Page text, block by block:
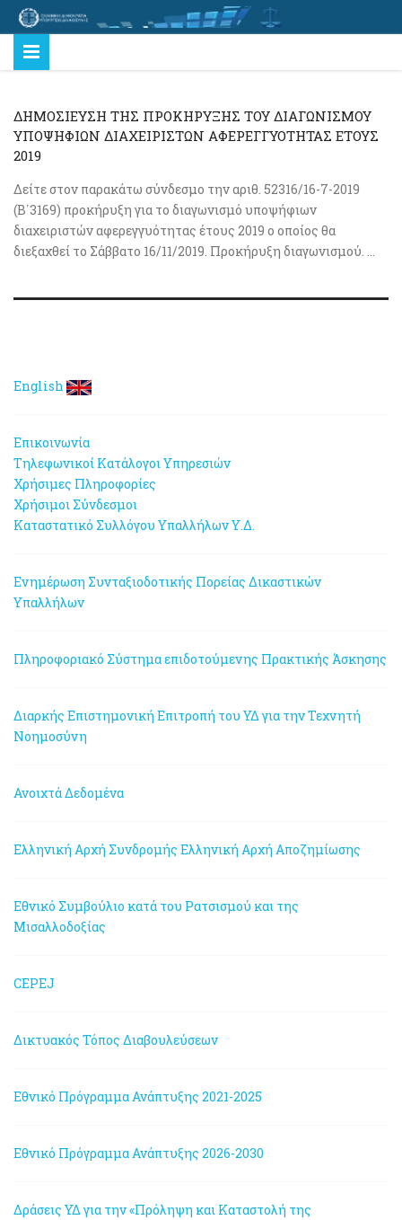
ΔΗΜΟΣΙΕΥΣΗ ΤΗΣ ΠΡΟΚΗΡΥΞΗΣ ΤΟΥ ΔΙΑΓΩΝΙΣΜΟΥ
ΥΠΟΨΗΦΙΩΝ ΔΙΑΧΕΙΡΙΣΤΩΝ ΑΦΕΡΕΓΓΥΟΤΗΤΑΣ ΕΤΟΥΣ
2019
Δείτε στον παρακάτω σύνδεσμο την αριθ. 52316/16-7-2019
(Β΄3169) προκήρυξη για το διαγωνισμό υποψήφιων
διαχειριστών αφερεγγυότητας έτους 2019 ο οποίος θα
διεξαχθεί το Σάββατο 16/11/2019. Προκήρυξη διαγωνισμού. ...
English
Επικοινωνία
Τηλεφωνικοί Κατάλογοι Υπηρεσιών
Χρήσιμες Πληροφορίες
Χρήσιμοι Σύνδεσμοι
Καταστατικό Συλλόγου Υπαλλήλων Υ.Δ.
Ενημέρωση Συνταξιοδοτικής Πορείας Δικαστικών
Υπαλλήλων
Πληροφοριακό Σύστημα επιδοτούμενης Πρακτικής Άσκησης
Διαρκής Επιστημονική Επιτροπή του ΥΔ για την Τεχνητή
Νοημοσύνη
Ανοιχτά Δεδομένα
Ελληνική Αρχή Συνδρομής Ελληνική Αρχή Αποζημίωσης
Εθνικό Συμβούλιο κατά του Ρατσισμού και της
Μισαλλοδοξίας
CEPEJ
Δικτυακός Τόπος Διαβουλεύσεων
Εθνικό Πρόγραμμα Ανάπτυξης 2021-2025
Εθνικό Πρόγραμμα Ανάπτυξης 2026-2030
Δράσεις ΥΔ για την «Πρόληψη και Καταστολή της